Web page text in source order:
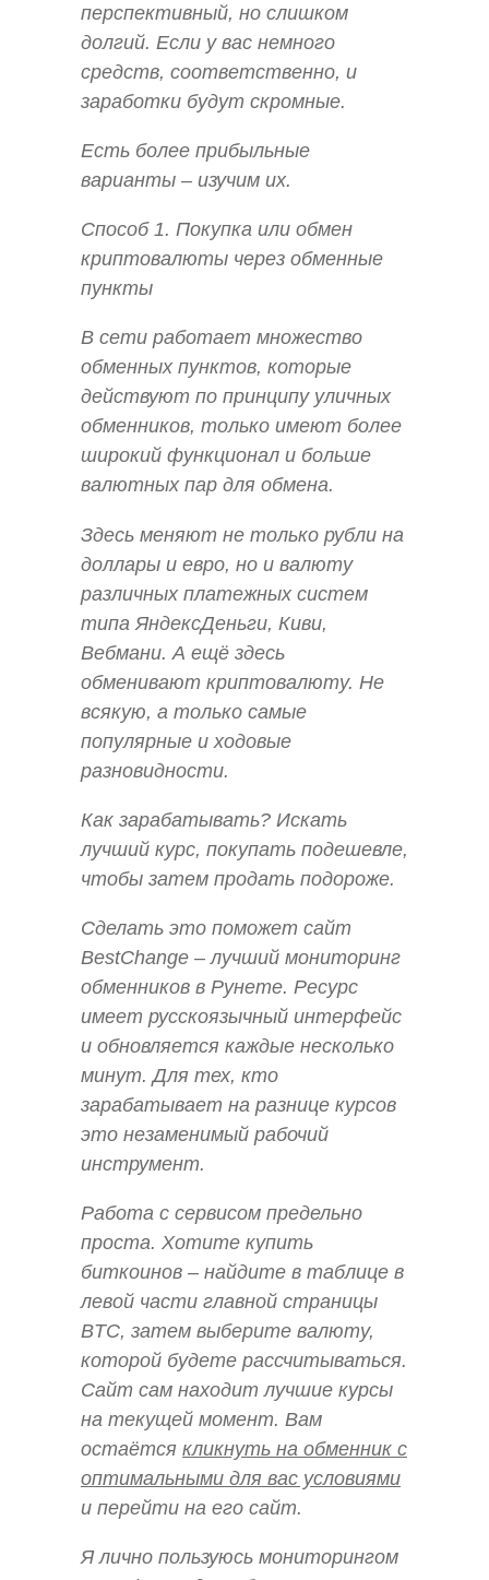
перспективный, но слишком
долгий. Если у вас немного
средств, соответственно, и
заработки будут скромные.
Есть более прибыльные
варианты – изучим их.
Способ 1. Покупка или обмен
криптовалюты через обменные
пункты
В сети работает множество
обменных пунктов, которые
действуют по принципу уличных
обменников, только имеют более
широкий функционал и больше
валютных пар для обмена.
Здесь меняют не только рубли на
доллары и евро, но и валюту
различных платежных систем
типа ЯндексДеньги, Киви,
Вебмани. А ещё здесь
обменивают криптовалюту. Не
всякую, а только самые
популярные и ходовые
разновидности.
Как зарабатывать? Искать
лучший курс, покупать подешевле,
чтобы затем продать подороже.
Сделать это поможет сайт
BestChange – лучший мониторинг
обменников в Рунете. Ресурс
имеет русскоязычный интерфейс
и обновляется каждые несколько
минут. Для тех, кто
зарабатывает на разнице курсов
это незаменимый рабочий
инструмент.
Работа с сервисом предельно
проста. Хотите купить
биткоинов – найдите в таблице в
левой части главной страницы
BTC, затем выберите валюту,
которой будете рассчитываться.
Сайт сам находит лучшие курсы
на текущей момент. Вам
остаётся кликнуть на обменник с
оптимальными для вас условиями
и перейти на его сайт.
Я лично пользуюсь мониторингом